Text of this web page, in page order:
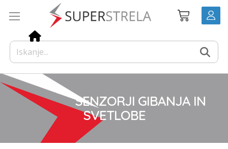
Košarica
SENZORJI GIBANJA IN
SVETLOBE